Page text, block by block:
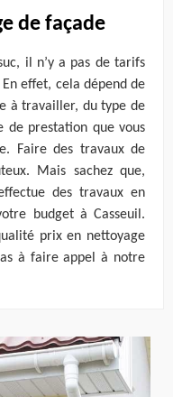
de façade
il n’y a pas de tarifs
effet, cela dépend de
à travailler, du type de
de prestation que vous
Faire des travaux de
Mais sachez que,
des travaux en
budget à Casseuil.
prix en nettoyage
à faire appel à notre